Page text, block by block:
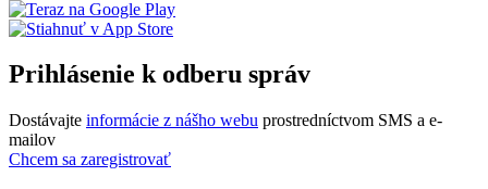
Prihlásenie k odberu správ
Dostávajte informácie z nášho webu prostredníctvom SMS a e-
mailov
Chcem sa zaregistrovať